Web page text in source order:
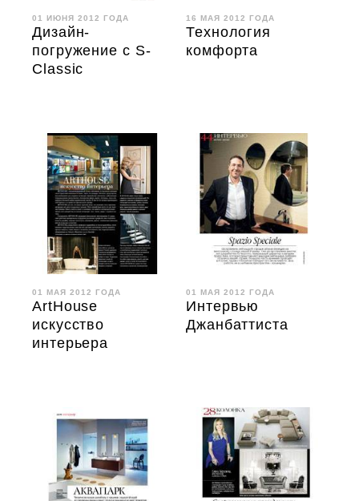
01 ИЮНЯ 2012 ГОДА
Дизайн-
погружение c S-
Classic
16 МАЯ 2012 ГОДА
Технология
комфорта
01 МАЯ 2012 ГОДА
ArtHouse
искусство
интерьера
01 МАЯ 2012 ГОДА
Интервью
Джанбаттиста